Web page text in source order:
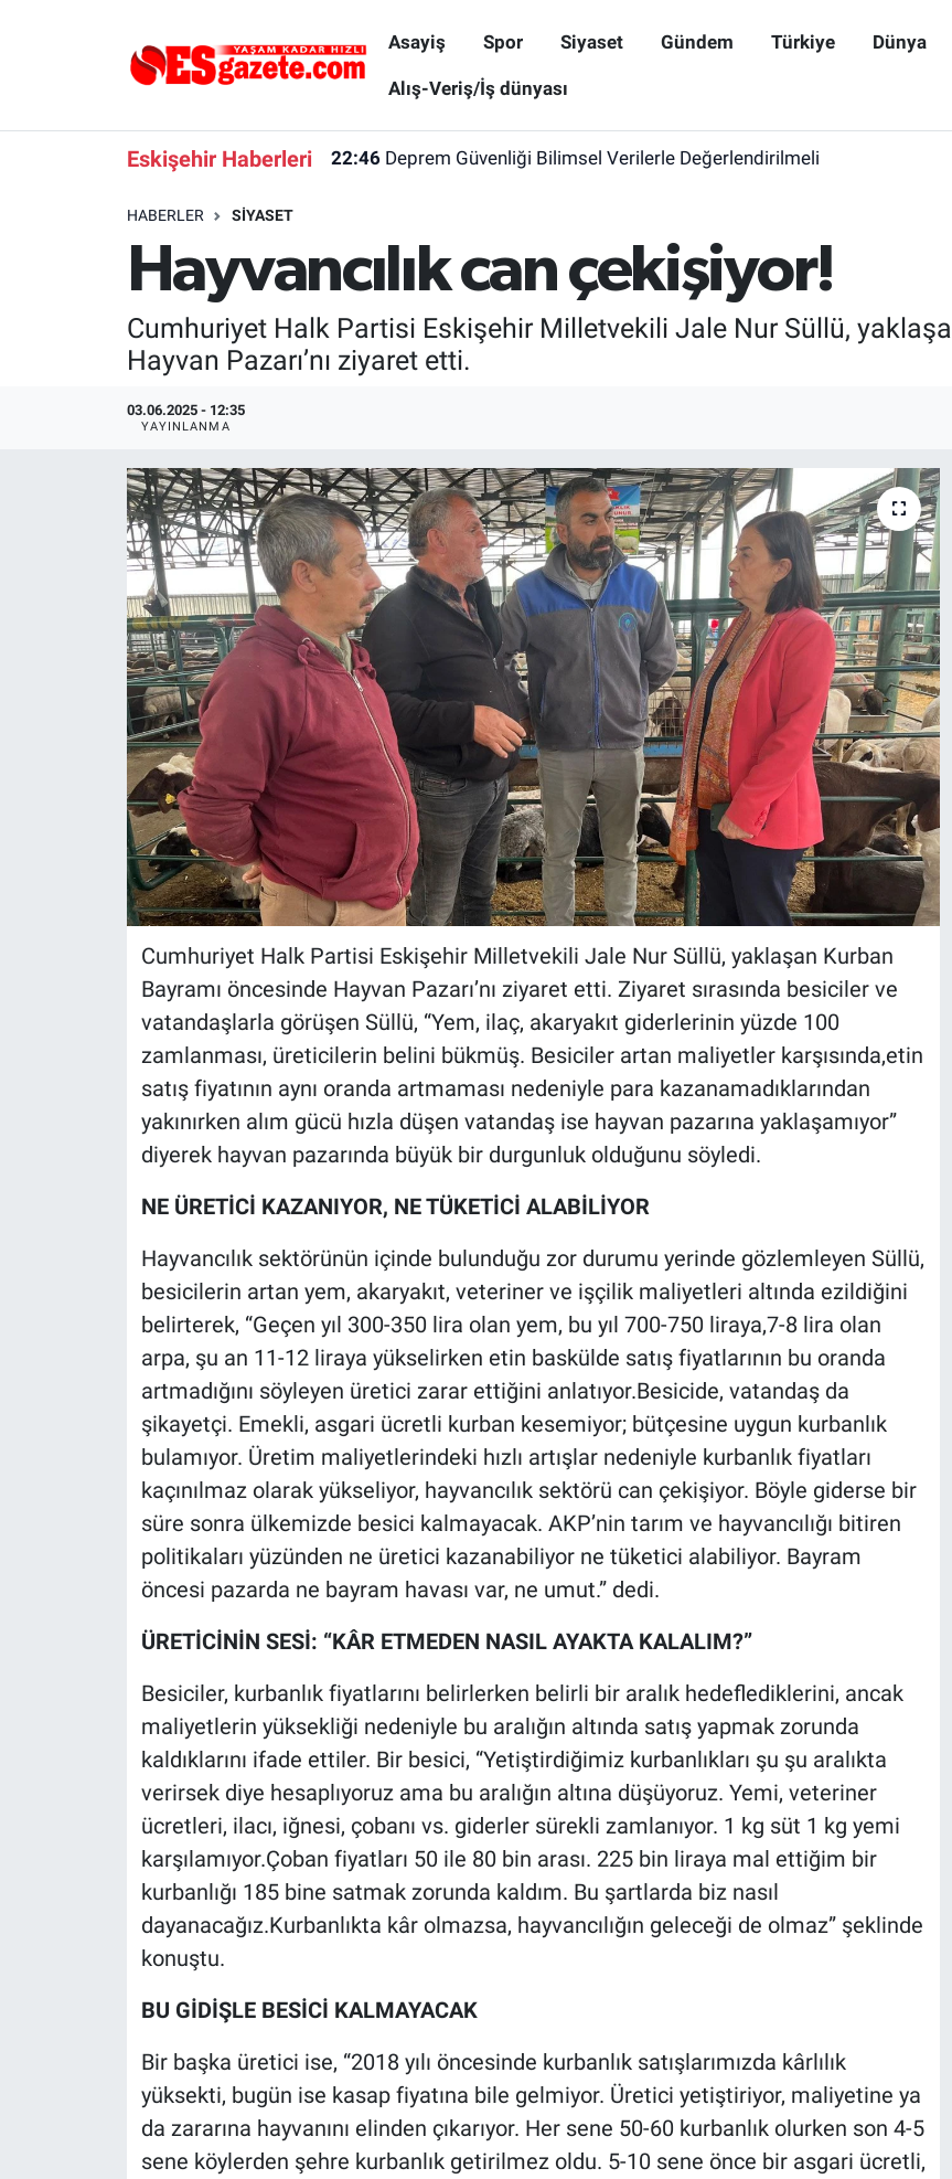
Asayiş Spor Siyaset Gündem Türkiye Dünya
Alış-Veriş/İş dünyası
Eskişehir Haberleri 22:46 Deprem Güvenliği Bilimsel Verilerle Değerlendirilmeli
HABERLER SIYASET
Hayvancılık can çekişiyor!
Cumhuriyet Halk Partisi Eskişehir Milletvekili Jale Nur Süllü,
Hayvan Pazarı’nı ziyaret etti.
03.06.2025 - 12:35
YAYINLANMA
Cumhuriyet Halk Partisi Eskişehir Milletvekili Jale Nur Süllü, yaklaşan Kurban
Bayramı öncesinde Hayvan Pazarı’nı ziyaret etti. Ziyaret sırasında besiciler ve
vatandaşlarla görüşen Süllü, “Yem, ilaç, akaryakıt giderlerinin yüzde 100
zamlanması, üreticilerin belini bükmüş. Besiciler artan maliyetler karşısında,etin
satış fiyatının aynı oranda artmaması nedeniyle para kazanamadıklarından
yakınırken alım gücü hızla düşen vatandaş ise hayvan pazarına yaklaşamıyor”
diyerek hayvan pazarında büyük bir durgunluk olduğunu söyledi.
NE ÜRETİCİ KAZANIYOR, NE TÜKETİCİ ALABİLİYOR
Hayvancılık sektörünün içinde bulunduğu zor durumu yerinde gözlemleyen Süllü,
besicilerin artan yem, akaryakıt, veteriner ve işçilik maliyetleri altında ezildiğini
belirterek, “Geçen yıl 300-350 lira olan yem, bu yıl 700-750 liraya,7-8 lira olan
arpa, şu an 11-12 liraya yükselirken etin baskülde satış fiyatlarının bu oranda
artmadığını söyleyen üretici zarar ettiğini anlatıyor.Besicide, vatandaş da
şikayetçi. Emekli, asgari ücretli kurban kesemiyor; bütçesine uygun kurbanlık
bulamıyor. Üretim maliyetlerindeki hızlı artışlar nedeniyle kurbanlık fiyatları
kaçınılmaz olarak yükseliyor, hayvancılık sektörü can çekişiyor. Böyle giderse bir
süre sonra ülkemizde besici kalmayacak. AKP’nin tarım ve hayvancılığı bitiren
politikaları yüzünden ne üretici kazanabiliyor ne tüketici alabiliyor. Bayram
öncesi pazarda ne bayram havası var, ne umut.” dedi.
ÜRETİCİNİN SESİ: “KÂR ETMEDEN NASIL AYAKTA KALALIM?”
Besiciler, kurbanlık fiyatlarını belirlerken belirli bir aralık hedeflediklerini, ancak
maliyetlerin yüksekliği nedeniyle bu aralığın altında satış yapmak zorunda
kaldıklarını ifade ettiler. Bir besici, “Yetiştirdiğimiz kurbanlıkları şu şu aralıkta
verirsek diye hesaplıyoruz ama bu aralığın altına düşüyoruz. Yemi, veteriner
ücretleri, ilacı, iğnesi, çobanı vs. giderler sürekli zamlanıyor. 1 kg süt 1 kg yemi
karşılamıyor.Çoban fiyatları 50 ile 80 bin arası. 225 bin liraya mal ettiğim bir
kurbanlığı 185 bine satmak zorunda kaldım. Bu şartlarda biz nasıl
dayanacağız.Kurbanlıkta kâr olmazsa, hayvancılığın geleceği de olmaz” şeklinde
konuştu.
BU GİDİŞLE BESİCİ KALMAYACAK
Bir başka üretici ise, “2018 yılı öncesinde kurbanlık satışlarımızda kârlılık
yüksekti, bugün ise kasap fiyatına bile gelmiyor. Üretici yetiştiriyor, maliyetine ya
da zararına hayvanını elinden çıkarıyor. Her sene 50-60 kurbanlık olurken son 4-5
sene köylerden şehre kurbanlık getirilmez oldu. 5-10 sene önce bir asgari ücretli,
Alış-Veriş/İş dünyası
Eskişehirspor Arşivi
Röportaj
Ekonomi
Kültür Sanat
Politika
Kütahya
Magazin
Bilim ve Teknoloji
Eskişehir Nöbetçi Eczaneler
Süper Lig Puan Durumu ve Fikstür
Son Dakika Haberleri
Haber Arşivi